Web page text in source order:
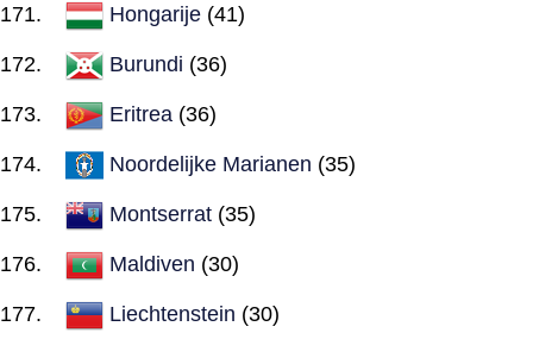
Hongarije (41)
Burundi (36)
Eritrea (36)
Noordelijke Marianen (35)
Montserrat (35)
Maldiven (30)
Liechtenstein (30)